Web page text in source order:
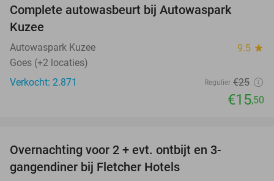
Complete autowasbeurt bij Autowaspark
Kuzee
Autowaspark Kuzee 9.5 star
Goes (+2 locaties)
Verkocht: 2.871
Regulier €25
€15,50
Overnachting voor 2 + evt. ontbijt en 3-
gangendiner bij Fletcher Hotels